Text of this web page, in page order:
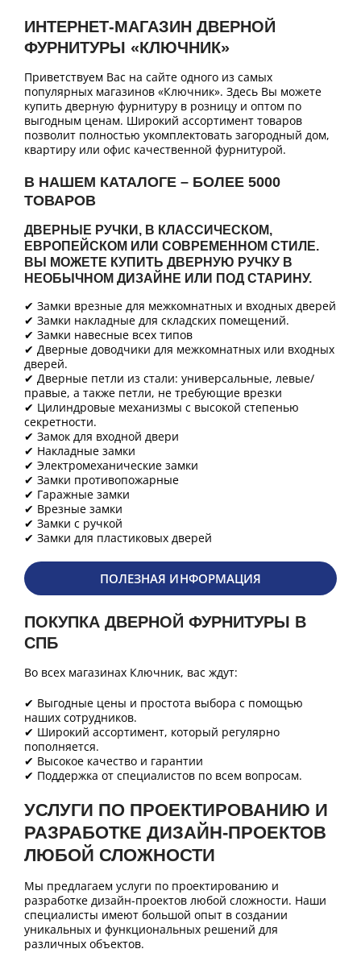
ИНТЕРНЕТ-МАГАЗИН ДВЕРНОЙ
ФУРНИТУРЫ «КЛЮЧНИК»
Приветствуем Вас на сайте одного из самых
популярных магазинов «Ключник». Здесь Вы можете
купить дверную фурнитуру в розницу и оптом по
выгодным ценам. Широкий ассортимент товаров
позволит полностью укомплектовать загородный дом,
квартиру или офис качественной фурнитурой.
В НАШЕМ КАТАЛОГЕ – БОЛЕЕ 5000
ТОВАРОВ
ДВЕРНЫЕ РУЧКИ, В КЛАССИЧЕСКОМ,
ЕВРОПЕЙСКОМ ИЛИ СОВРЕМЕННОМ СТИЛЕ.
ВЫ МОЖЕТЕ КУПИТЬ ДВЕРНУЮ РУЧКУ В
НЕОБЫЧНОМ ДИЗАЙНЕ ИЛИ ПОД СТАРИНУ.
✔ Замки врезные для межкомнатных и входных дверей
✔ Замки накладные для складских помещений.
✔ Замки навесные всех типов
✔ Дверные доводчики для межкомнатных или входных
дверей.
✔ Дверные петли из стали: универсальные, левые/
правые, а также петли, не требующие врезки
✔ Цилиндровые механизмы с высокой степенью
секретности.
✔ Замок для входной двери
✔ Накладные замки
✔ Электромеханические замки
✔ Замки противопожарные
✔ Гаражные замки
✔ Врезные замки
✔ Замки с ручкой
✔ Замки для пластиковых дверей
ПОЛЕЗНАЯ ИНФОРМАЦИЯ
ПОКУПКА ДВЕРНОЙ ФУРНИТУРЫ В
СПБ
Во всех магазинах Ключник, вас ждут:
✔ Выгодные цены и простота выбора с помощью
наших сотрудников.
✔ Широкий ассортимент, который регулярно
пополняется.
✔ Высокое качество и гарантии
✔ Поддержка от специалистов по всем вопросам.
УСЛУГИ ПО ПРОЕКТИРОВАНИЮ И
РАЗРАБОТКЕ ДИЗАЙН-ПРОЕКТОВ
ЛЮБОЙ СЛОЖНОСТИ
Мы предлагаем услуги по проектированию и
разработке дизайн-проектов любой сложности. Наши
специалисты имеют большой опыт в создании
уникальных и функциональных решений для
различных объектов.